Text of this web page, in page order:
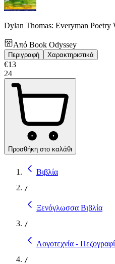
Dylan Thomas: Everyman Poetry
Από Book Odyssey
Περιγραφή Χαρακτηριστικά
€13
24
Προσθήκη στο καλάθι
Βιβλία
/
Ξενόγλωσσα Βιβλία
/
Λογοτεχνία -
/